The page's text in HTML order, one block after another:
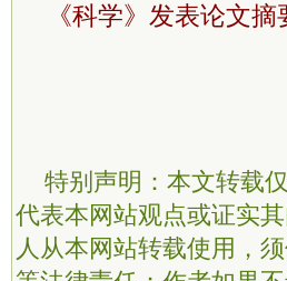
《科学》发表论文摘
特别声明：本文转载
代表本网站观点或证实
人从本网站转载使用，